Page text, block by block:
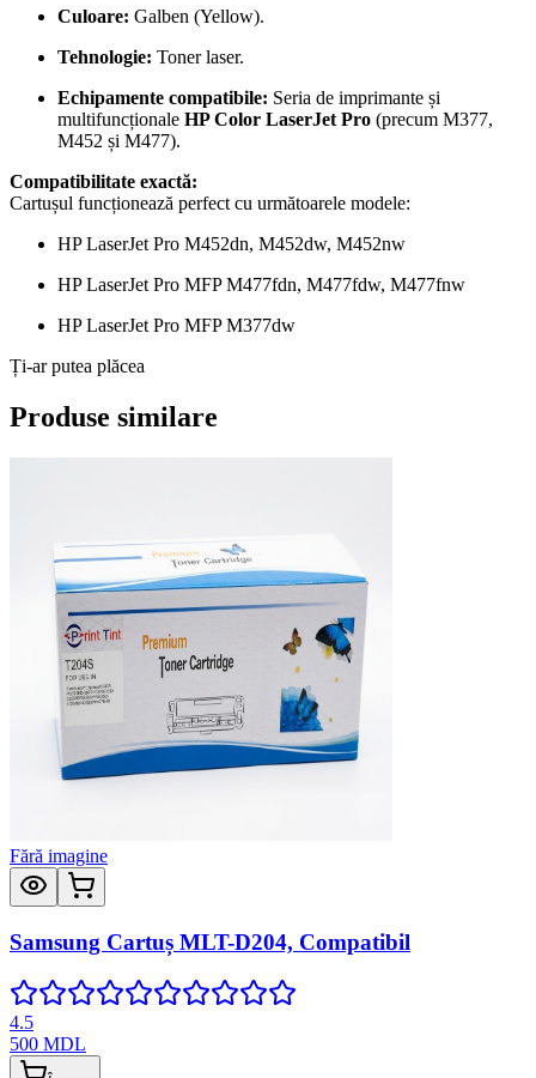
Culoare: Galben (Yellow).
Tehnologie: Toner laser.
Echipamente compatibile: Seria de imprimante și
multifuncționale HP Color LaserJet Pro (precum M377,
M452 și M477).
Compatibilitate exactă:
Cartușul funcționează perfect cu următoarele modele:
HP LaserJet Pro M452dn, M452dw, M452nw
HP LaserJet Pro MFP M477fdn, M477fdw, M477fnw
HP LaserJet Pro MFP M377dw
Ți-ar putea plăcea
Produse similare
Fără imagine
Samsung Cartuș MLT-D204, Compatibil
4.5
500 MDL